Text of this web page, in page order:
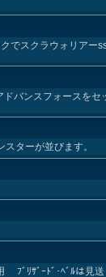
でスクラウォリアー
バンスフォースを
ターが並びます。
ﾞﾘｻﾞｰﾄﾞ･ﾍﾞﾙは見送